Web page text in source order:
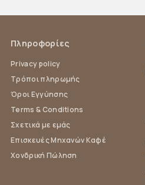
Πληροφορίες
Privacy policy
Τρόποι πληρωμής
Όροι Εγγύησης
Terms & Conditions
Σχετικά με εμάς
Επισκευές Μηχανών Καφέ
Χονδρική Πώληση